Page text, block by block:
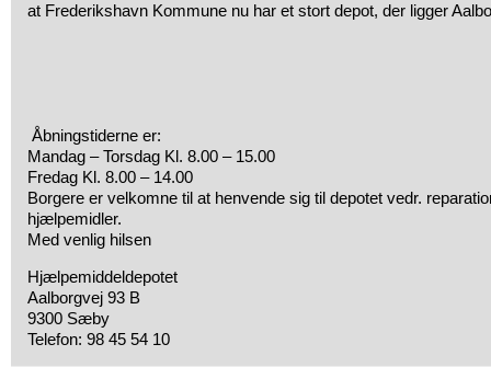
at Frederikshavn Kommune nu har et stort depot, der ligger
Åbningstiderne er:
Mandag – Torsdag Kl. 8.00 – 15.00
Fredag Kl. 8.00 – 14.00
Borgere er velkomne til at henvende sig til depotet vedr.
hjælpemidler.
Med venlig hilsen
Hjælpemiddeldepotet
Aalborgvej 93 B
9300 Sæby
Telefon: 98 45 54 10